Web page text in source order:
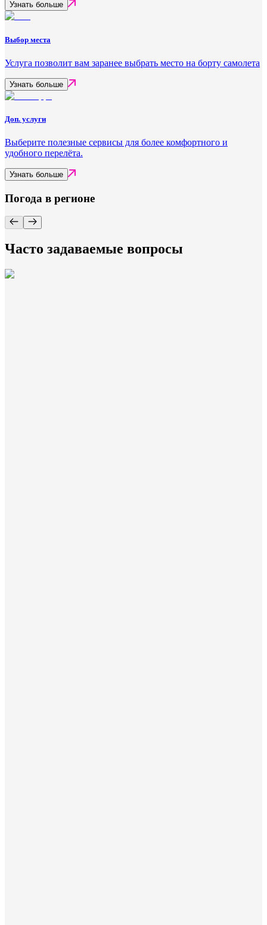
Узнать больше
Выбор места
Услуга позволит вам заранее выбрать место на борту самолета
Узнать больше
Доп. услуги
Выберите полезные сервисы для более комфортного и
удобного перелёта.
Узнать больше
Погода в регионе
Часто задаваемые вопросы